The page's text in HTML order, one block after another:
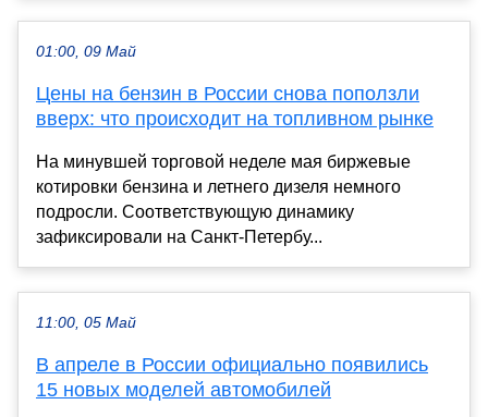
01:00, 09 Май
Цены на бензин в России снова поползли
вверх: что происходит на топливном рынке
На минувшей торговой неделе мая биржевые
котировки бензина и летнего дизеля немного
подросли. Соответствующую динамику
зафиксировали на Санкт-Петербу...
11:00, 05 Май
В апреле в России официально появились
15 новых моделей автомобилей